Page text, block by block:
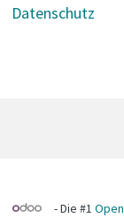
Datenschutz
- Die #1